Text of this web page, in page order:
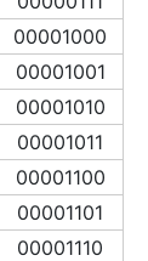
00001000
00001001
00001010
00001011
00001100
00001101
00001110